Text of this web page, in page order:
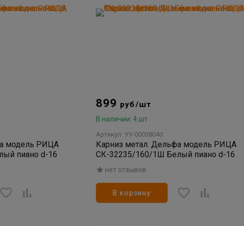
модель РИЦА
пиано d-16
899 руб/шт
В наличии: 4 шт
Артикул: УУ-00038040
Карниз метал. Дельфа модель РИЦА
СК-32235/160/1Ш Белый пиано d-16
нет отзывов
В корзину